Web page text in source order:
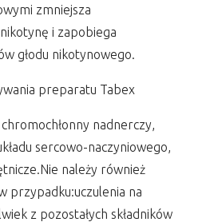
zmniejsza
i zapobiega
głodu nikotynowego.
preparatu Tabex
nadnerczy,
sercowo-naczyniowego,
należy również
przypadku:uczulenia na
z pozostałych składników